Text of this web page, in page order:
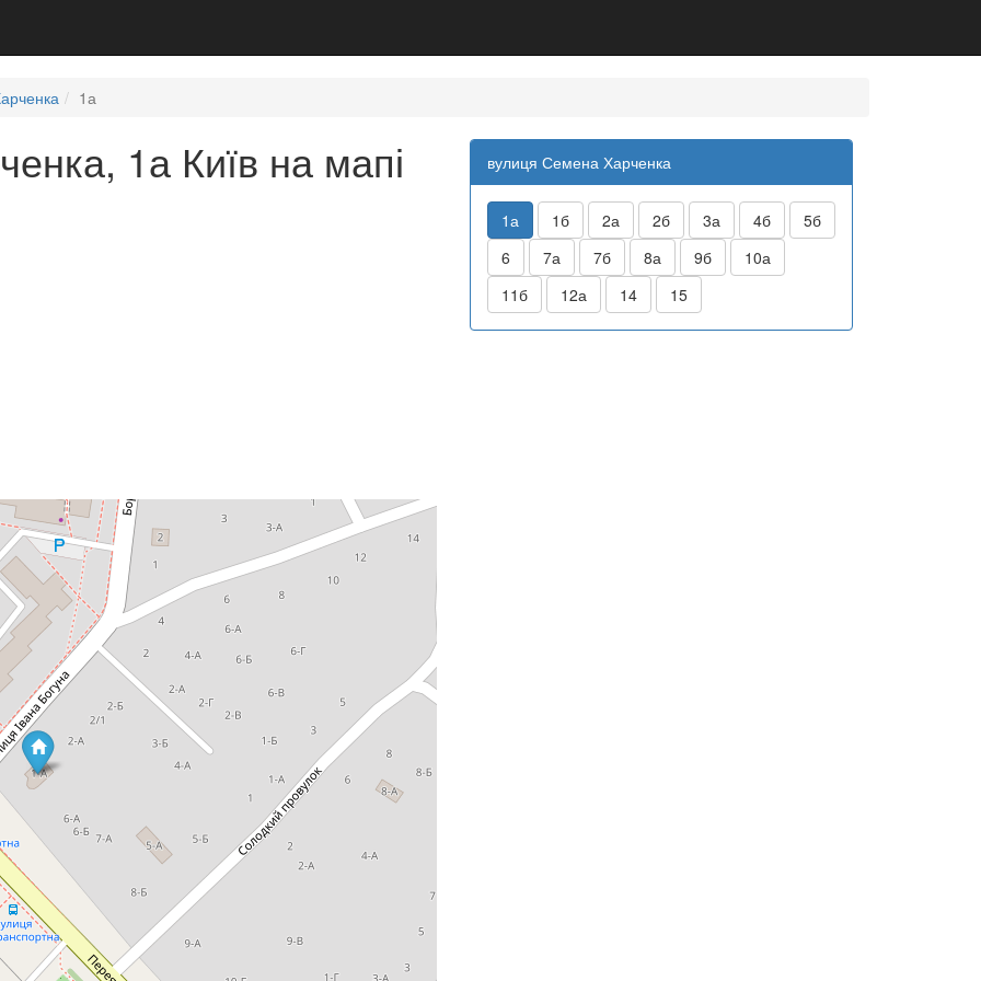
1а
1а Київ на мапі вулиця Семена Харченка
1а 1б 2а 2б 3а 4б
5б
6
7а 7б 8а 9б
10а
11б
12а 14 15